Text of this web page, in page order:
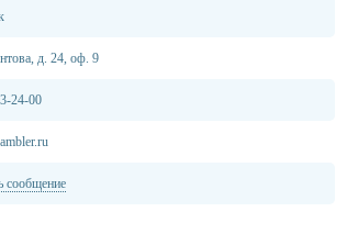
д. 24, оф. 9
24-00
сообщение